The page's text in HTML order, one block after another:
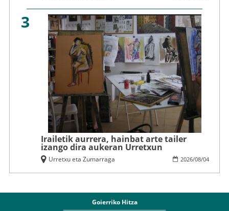
3
Irailetik aurrera, hainbat arte tailer
izango dira aukeran Urretxun
2026/08/04
Urretxu eta Zumarraga
Goierriko Hitza